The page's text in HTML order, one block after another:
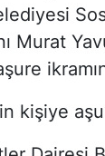
Murat
kişiye